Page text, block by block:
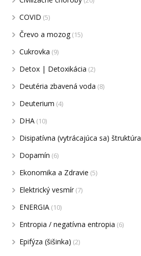
COVID (5)
Črevo a mozog (15)
Cukrovka (9)
Detox | Detoxikácia (2)
Deutéria zbavená voda (8)
Deuterium (4)
DHA (10)
Disipatívna (vytrácajúca sa) štruktúra
Dopamín (6)
Ekonomika a Zdravie (5)
Elektrický vesmír (7)
ENERGIA (10)
Entropia / negatívna entropia (6)
Epifýza (šišinka) (2)